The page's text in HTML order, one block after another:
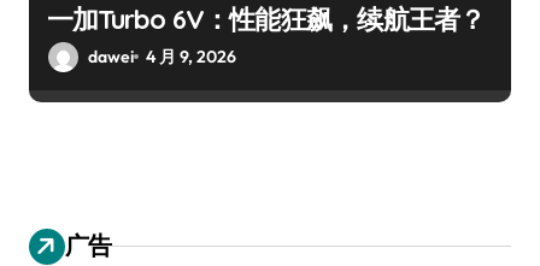
一加Turbo 6V：性能狂飙，续航王者？
dawei 4 月 9, 2026
广告